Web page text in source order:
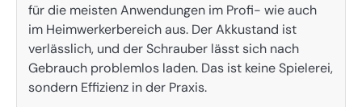
für die meisten Anwendungen im Profi- wie auch
im Heimwerkerbereich aus. Der Akkustand ist
verlässlich, und der Schrauber lässt sich nach
Gebrauch problemlos laden. Das ist keine Spielerei,
sondern Effizienz in der Praxis.